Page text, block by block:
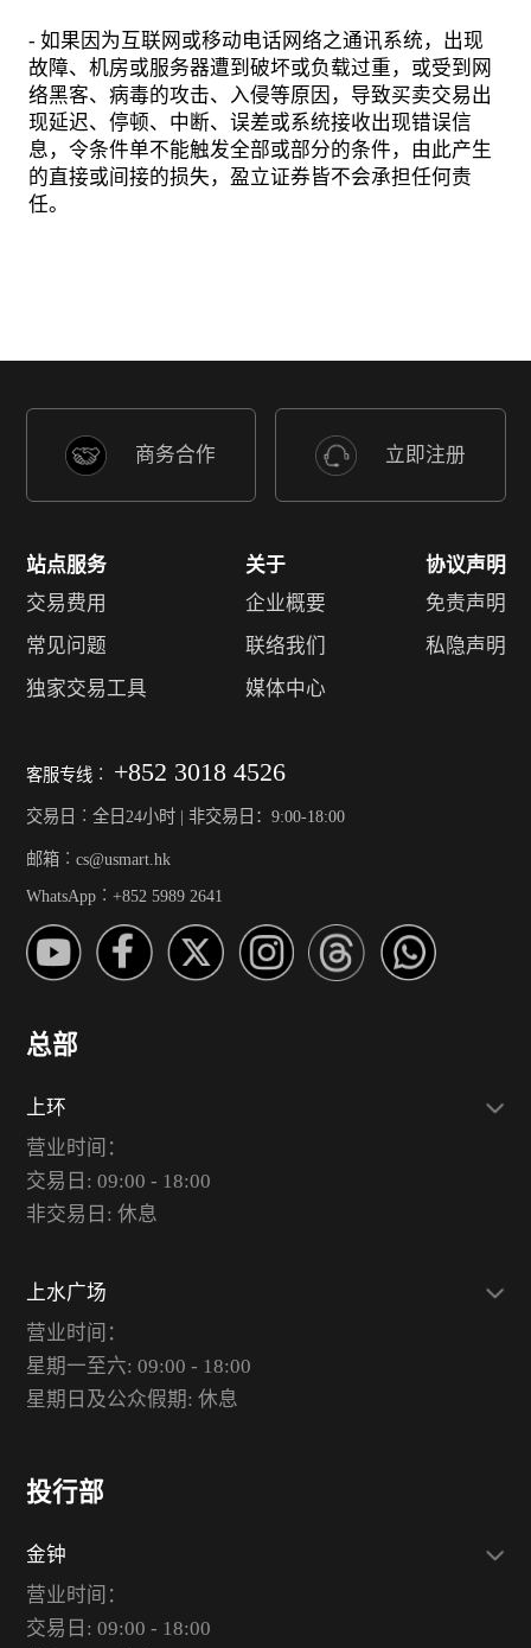
- 如果因为互联网或移动电话网络之通讯系统，出现
故障、机房或服务器遭到破坏或负载过重，或受到网
络黑客、病毒的攻击、入侵等原因，导致买卖交易出
现延迟、停顿、中断、误差或系统接收出现错误信
息，令条件单不能触发全部或部分的条件，由此产生
的直接或间接的损失，盈立证券皆不会承担任何责
任。
商务合作 立即注册
站点服务
交易费用
常见问题
独家交易工具
关于
企业概要
联络我们
媒体中心
协议声明
免责声明
私隐声明
客服专线︰ +852 3018 4526
交易日︰全日24小时 | 非交易日：9:00-18:00
邮箱︰cs@usmart.hk
WhatsApp︰+852 5989 2641
总部
上环
营业时间：
交易日: 09:00 - 18:00
非交易日: 休息
上水广场
营业时间：
星期一至六: 09:00 - 18:00
星期日及公众假期: 休息
投行部
金钟
营业时间：
交易日: 09:00 - 18:00